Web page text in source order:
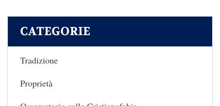
CATEGORIE
Tradizione
Proprietà